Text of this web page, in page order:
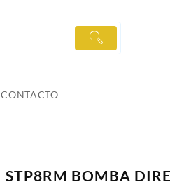
CONTACTO
STP8RM BOMBA